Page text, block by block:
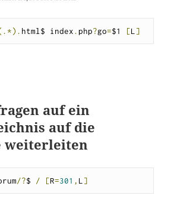
html$ index .php?go=$1 [L ]
auf ein
auf die
weiterleiten
/?$ / [R=301 , L ]